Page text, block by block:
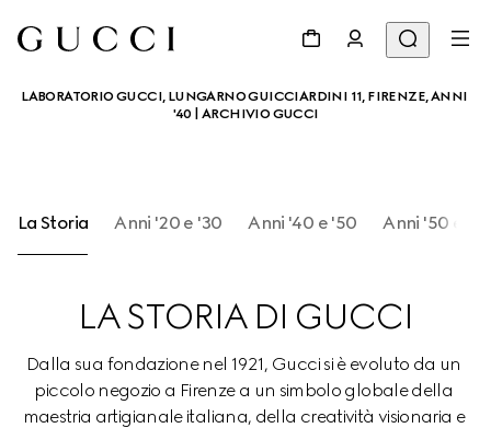
LABORATORIO GUCCI, LUNGARNO GUICCIARDINI 11, FIRENZE, ANNI
'40 | ARCHIVIO GUCCI
La Storia Anni '20 e '30 Anni '40 e '50 Anni '50 e '60
LA STORIA DI GUCCI
Dalla sua fondazione nel 1921, Gucci si è evoluto da un
piccolo negozio a Firenze a un simbolo globale della
maestria artigianale italiana, della creatività visionaria e